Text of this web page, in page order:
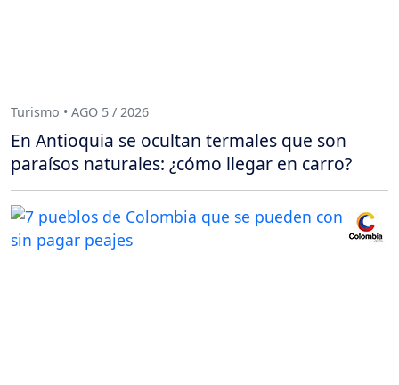
Turismo • AGO 5 / 2026
En Antioquia se ocultan termales que son
paraísos naturales: ¿cómo llegar en carro?